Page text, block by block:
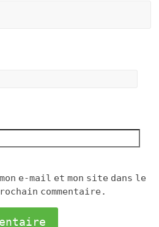
e-mail et mon site dans le
commentaire.